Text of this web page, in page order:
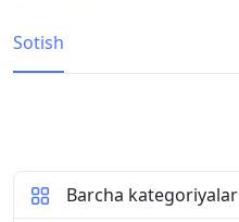
Sotish
Barcha kategoriyalar